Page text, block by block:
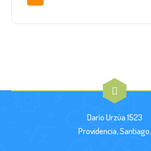
Darío Urzúa 1523
Providencia, Santiago.